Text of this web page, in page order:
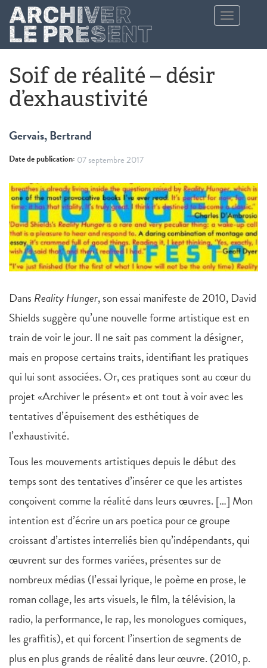
Aller au contenu principal
Toggle
navigation
Soif de réalité – désir
d’exhaustivité
Gervais, Bertrand
Date de publication: 07 septembre 2017
Dans Reality Hunger, son essai manifeste de 2010, David
Shields suggère qu’une nouvelle forme artistique est en
train de voir le jour. Il ne sait pas comment la désigner,
mais en propose certains traits, identifiant les pratiques
qui lui sont associées. Or, ces pratiques sont au cœur du
projet «Archiver le présent» et ont tout à voir avec les
tentatives d’épuisement des esthétiques de
l’exhaustivité.
Tous les mouvements artistiques depuis le début des
temps sont des tentatives d’insérer ce que les artistes
conçoivent comme la réalité dans leurs œuvres. […] Mon
intention est d’écrire un ars poetica pour ce groupe
croissant d’artistes interreliés bien qu’indépendants, qui
œuvrent sur des formes variées, présentes sur de
nombreux médias (l’essai lyrique, le poème en prose, le
roman collage, les arts visuels, le film, la télévision, la
radio, la performance, le rap, les monologues comiques,
les graffitis), et qui forcent l’insertion de segments de
plus en plus grands de réalité dans leur œuvre. (2010, p.